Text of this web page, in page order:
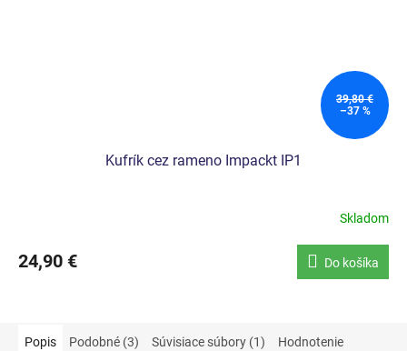
39,80 €
–37 %
Kufrík cez rameno Impackt IP1
Skladom
24,90 € Do košíka
Popis Podobné (3) Súvisiace súbory (1) Hodnotenie